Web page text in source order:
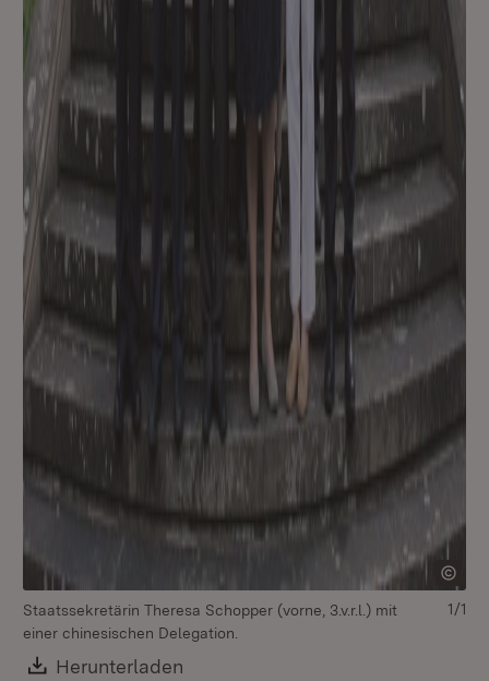
Staatssekretärin Theresa Schopper (vorne, 3.v.r.l.) mit
einer chinesischen Delegation.
Download:
Herunterladen
1/1